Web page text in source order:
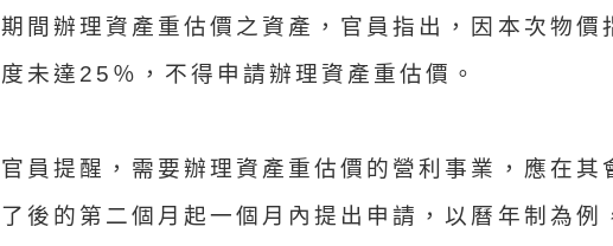
期間辦理資產重估價之資產，官員指出，因本次物價
度未達25％，不得申請辦理資產重估價。
官員提醒，需要辦理資產重估價的營利事業，應在其
了後的第二個月起一個月內提出申請，以曆年制為例